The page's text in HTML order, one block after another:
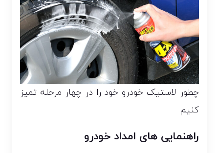
چطور لاستیک خودرو خود را در چهار مرحله تمیز
کنیم
راهنمایی های امداد خودرو